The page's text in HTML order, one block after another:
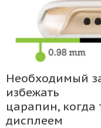
Необходимый
избежать
царапин, когда
дисплеем